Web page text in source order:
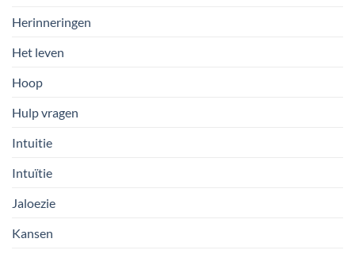
Herinneringen
Het leven
Hoop
Hulp vragen
Intuitie
Intuïtie
Jaloezie
Kansen